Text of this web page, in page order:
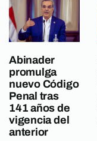
Abinader
promulga
nuevo Código
Penal tras
141 años de
vigencia del
anterior